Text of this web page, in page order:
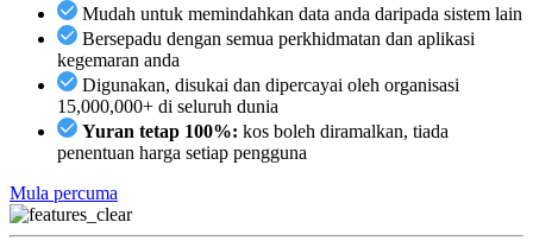
Mudah untuk memindahkan data anda daripada sistem lain
Bersepadu dengan semua perkhidmatan dan aplikasi
kegemaran anda
Digunakan, disukai dan dipercayai oleh organisasi
15,000,000+ di seluruh dunia
Yuran tetap 100%: kos boleh diramalkan, tiada
penentuan harga setiap pengguna
Mula percuma